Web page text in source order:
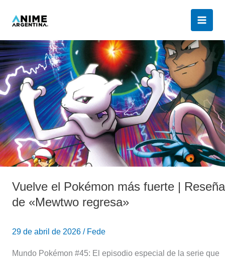
Vuelve el Pokémon más fuerte | Reseña
de «Mewtwo regresa»
29 de abril de 2026 / Fede
Mundo Pokémon #45: El episodio especial de la serie que
Vuelve
el
Pokémon
más
fuerte
|
Reseña
de
«Mewtwo
regresa»